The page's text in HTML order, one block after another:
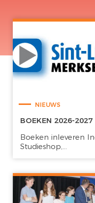
NIEUWS
BOEKEN 2026-2027
Boeken inleveren
Studieshop,...